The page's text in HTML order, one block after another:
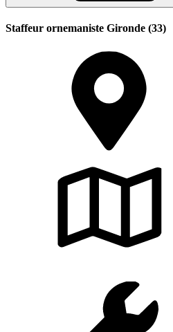
Staffeur ornemaniste Gironde (33)